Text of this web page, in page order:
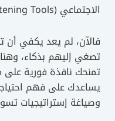
الاجتماعي (Social Listening Tools).
فالآن، لم يعد يكفي
تصغي إليهم بذكاء،
تمنحك نافذة فورية على
يساعدك على فهم
وصياغة إستراتيجيات